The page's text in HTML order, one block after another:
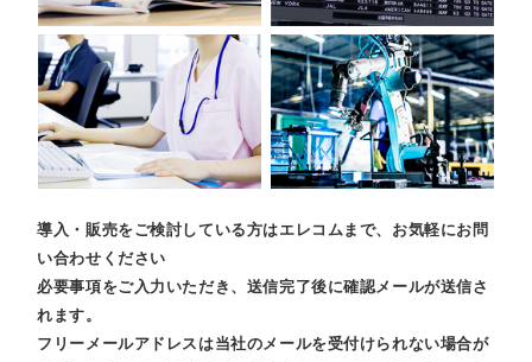
導入・販売をご検討している方はエレコムまで、お気軽にお問
い合わせください
必要事項をご入力いただき、送信完了後に確認メールが送信さ
れます。
フリーメールアドレスは当社のメールを受付けられない場合が